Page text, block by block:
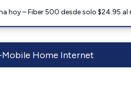
hoy – Fiber 500 desde solo $24.95
Home Internet